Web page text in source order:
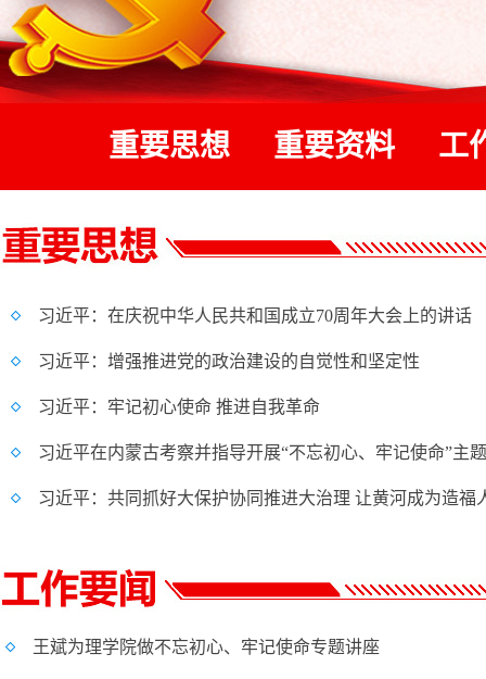
重要思想 重要资料 工
习近平：在庆祝中华人民共和国成立70周年大会上的讲话
习近平：增强推进党的政治建设的自觉性和坚定性
习近平：牢记初心使命 推进自我革命
习近平：共同抓好大保护协同推进大治理 让黄河成为造福
王斌为理学院做不忘初心、牢记使命专题讲座